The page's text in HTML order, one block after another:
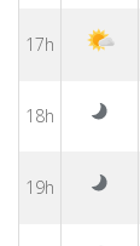
17h
18h
19h